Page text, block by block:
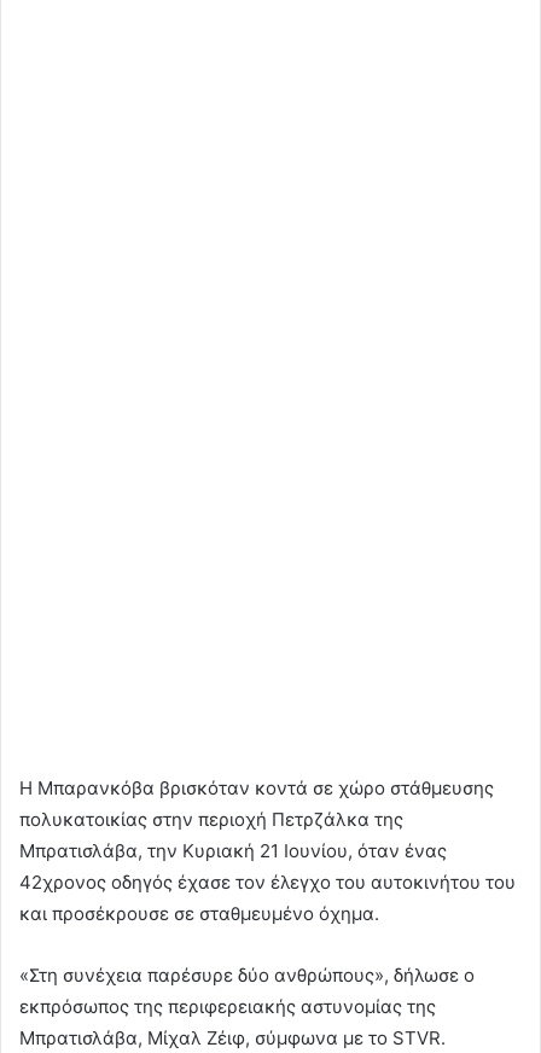
Η Μπαρανκόβα βρισκόταν κοντά σε χώρο στάθμευσης
πολυκατοικίας στην περιοχή Πετρζάλκα της
Μπρατισλάβα, την Κυριακή 21 Ιουνίου, όταν ένας
42χρονος οδηγός έχασε τον έλεγχο του αυτοκινήτου του
και προσέκρουσε σε σταθμευμένο όχημα.
«Στη συνέχεια παρέσυρε δύο ανθρώπους», δήλωσε ο
εκπρόσωπος της περιφερειακής αστυνομίας της
Μπρατισλάβα, Μίχαλ Ζέιφ, σύμφωνα με το STVR.